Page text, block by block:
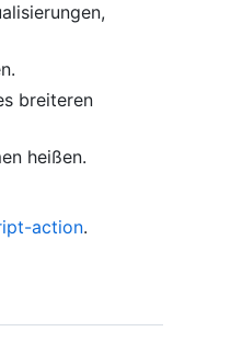
breiteren
heißen.
action.